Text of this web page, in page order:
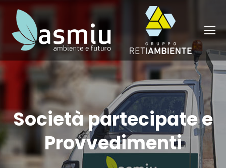
Società partecipate e
Provvedimenti
You are here: